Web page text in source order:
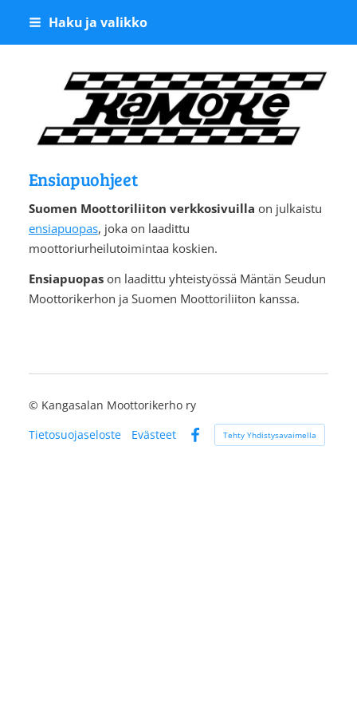
Siirry
Haku ja valikko
Kangasalan
Ensiapuohjeet
Suomen Moottoriliiton verkkosivuilla on julkaistu
ensiapuopas, joka on laadittu
moottoriurheilutoimintaa koskien.
Ensiapuopason laadittu yhteistyössä Mäntän Seudun
Moottorikerhon ja Suomen Moottoriliiton kanssa.
© Kangasalan Moottorikerho ry
Tietosuojaseloste
Evästeet
Facebook
Tehty Yhdistysavaimella